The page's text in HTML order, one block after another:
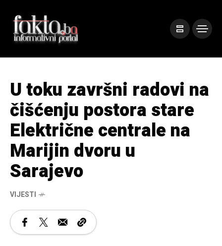
U toku završni radovi na
čišćenju postora stare
Električne centrale na
Marijin dvoru u
Sarajevo
VIJESTI